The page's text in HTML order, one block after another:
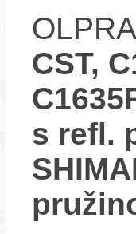
CST,
s refl.